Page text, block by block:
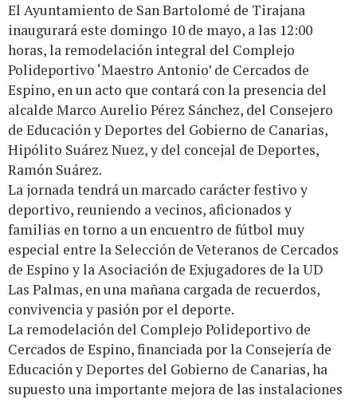
El Ayuntamiento de San Bartolomé de Tirajana
inaugurará este domingo 10 de mayo, a las 12:00
horas, la remodelación integral del Complejo
Polideportivo ‘Maestro Antonio’ de Cercados de
Espino, en un acto que contará con la presencia del
alcalde Marco Aurelio Pérez Sánchez, del Consejero
de Educación y Deportes del Gobierno de Canarias,
Hipólito Suárez Nuez, y del concejal de Deportes,
Ramón Suárez.
La jornada tendrá un marcado carácter festivo y
deportivo, reuniendo a vecinos, aficionados y
familias en torno a un encuentro de fútbol muy
especial entre la Selección de Veteranos de Cercados
de Espino y la Asociación de Exjugadores de la UD
Las Palmas, en una mañana cargada de recuerdos,
convivencia y pasión por el deporte.
La remodelación del Complejo Polideportivo de
Cercados de Espino, financiada por la Consejería de
Educación y Deportes del Gobierno de Canarias, ha
supuesto una importante mejora de las instalaciones